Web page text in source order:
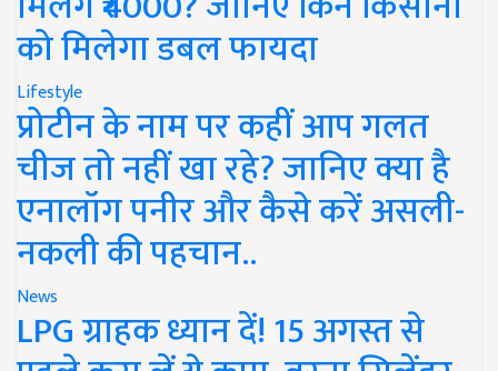
को मिलेगा डबल फायदा
Lifestyle
प्रोटीन के नाम पर कहीं आप गलत
चीज तो नहीं खा रहे? जानिए क्या है
एनालॉग पनीर और कैसे करें असली-
नकली की पहचान..
News
LPG ग्राहक ध्यान दें! 15 अगस्त से